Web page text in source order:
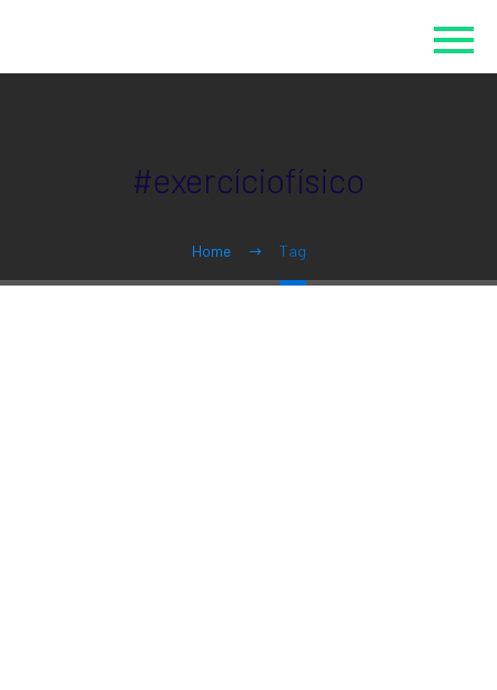
#exercíciofísico
Home Tag